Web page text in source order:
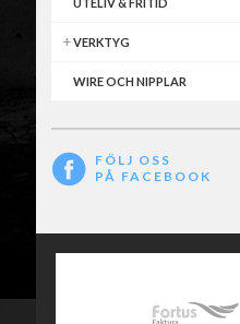
VERKTYG
WIRE OCH NIPPLAR
FÖLJ OSS
PÅ FACEBOOK